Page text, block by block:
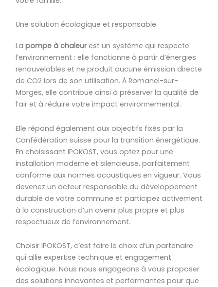
Une solution écologique et responsable
La pompe à chaleurest un système qui respecte
l’environnement : elle fonctionne à partir d’énergies
renouvelables et ne produit aucune émission directe
de CO2 lors de son utilisation. À Romanel-sur-
Morges, elle contribue ainsi à préserver la qualité de
l’air et à réduire votre impact environnemental.
Elle répond également aux objectifs fixés par la
Confédération suisse pour la transition énergétique.
En choisissant IPOKOST, vous optez pour une
installation moderne et silencieuse, parfaitement
conforme aux normes acoustiques en vigueur. Vous
devenez un acteur responsable du développement
durable de votre commune et participez activement
à la construction d’un avenir plus propre et plus
respectueux de l’environnement.
Choisir IPOKOST, c’est faire le choix d’un partenaire
qui allie expertise technique et engagement
écologique. Nous nous engageons à vous proposer
des solutions innovantes et performantes pour que